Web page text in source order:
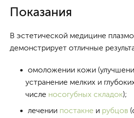
Показания
В эстетической медицине
демонстрирует отличные
омоложении кожи
устранение мелких и
числе носогубных складок);
лечении постакне и рубцов